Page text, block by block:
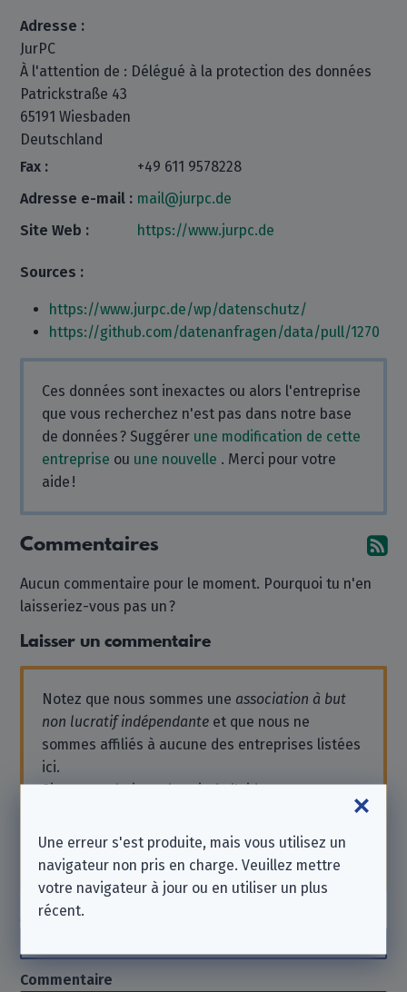
Adresse :
JurPC
À l'attention de : Délégué à la protection des données
Patrickstraße 43
65191 Wiesbaden
Deutschland
Fax :
+49 611 9578228
Adresse e-mail : mail@jurpc.de
Site Web :
https://www.jurpc.de
Sources :
https://www.jurpc.de/wp/datenschutz/
https://github.com/datenanfragen/data/pull/1270
Ces données sont inexactes ou alors l'entreprise
que vous recherchez n'est pas dans notre base
de données ? Suggérer une modification de cette
entreprise ou une nouvelle . Merci pour votre
aide !
Commentaires
Aucun commentaire pour le moment. Pourquoi tu n'en
laisseriez-vous pas un ?
Laisser un commentaire
Notez que nous sommes une association à but
non lucratif indépendante et que nous ne
sommes affiliés à aucune des entreprises listées
ici.
Si vous souhaitez obtenir de l'aide ou envoyer
directement. Nous
ne pouvons pas
vous aider
dans ce cas. Merci de votre compréhension.
Auteur(facultatif)
Commentaire
Une erreur s'est produite, mais vous utilisez un
navigateur non pris en charge. Veuillez mettre
votre navigateur à jour ou en utiliser un plus
récent.